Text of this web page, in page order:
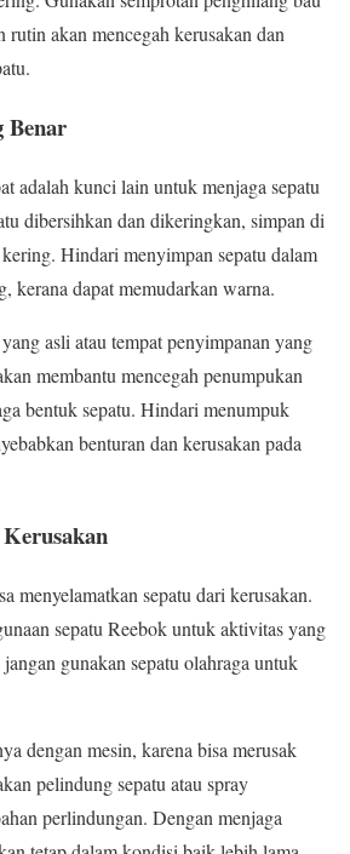
rutin akan mencegah kerusakan dan
Benar
adalah kunci lain untuk menjaga sepatu
dibersihkan dan dikeringkan, simpan di
Hindari menyimpan sepatu dalam
kerana dapat memudarkan warna.
asli atau tempat penyimpanan yang
membantu mencegah penumpukan
bentuk sepatu. Hindari menumpuk
benturan dan kerusakan pada
menyelamatkan sepatu dari kerusakan.
sepatu Reebok untuk aktivitas yang
gunakan sepatu olahraga untuk
dengan mesin, karena bisa merusak
pelindung sepatu atau spray
perlindungan. Dengan menjaga